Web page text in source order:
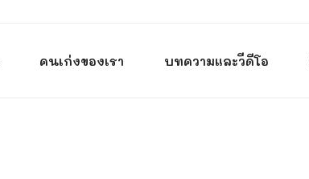
คนเก่งของเรา บทความและวีดีโอ